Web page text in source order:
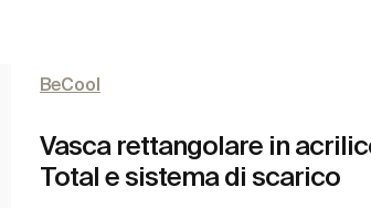
BeCool
Vasca rettangolare in
Total e sistema di scarico